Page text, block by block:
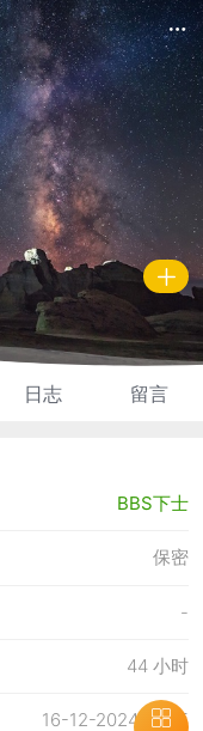
0
相册
0
好友
1825
人气
1190
积分
日志 留言
BBS下士
保密
-
44 小时
16-12-2024 15:05